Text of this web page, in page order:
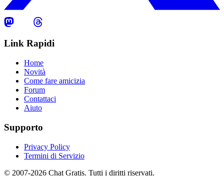
Link Rapidi
Home
Novità
Come fare amicizia
Forum
Contattaci
Aiuto
Supporto
Privacy Policy
Termini di Servizio
© 2007-2026 Chat Gratis. Tutti i diritti riservati.